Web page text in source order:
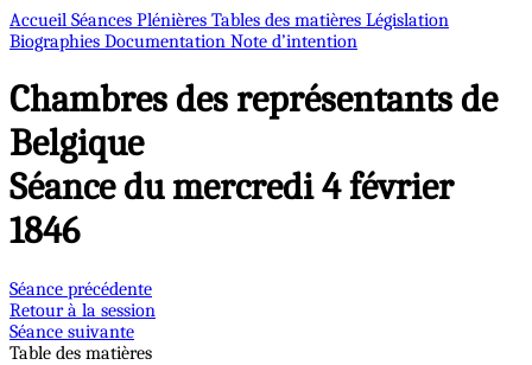
Accueil Séances Plénières Tables des matières Législation
Biographies Documentation Note d’intention
Chambres des représentants de
Belgique
Séance du mercredi 4 février
1846
Séance précédente
Retour à la session
Séance suivante
Table des matières